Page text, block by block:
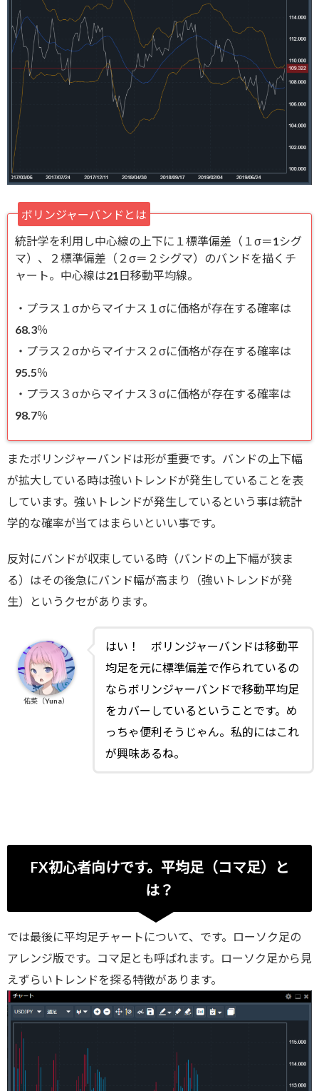
ボリンジャーバンドとは
統計学を利用し中心線の上下に１標準偏差（１σ＝1シグ
マ）、２標準偏差（２σ＝２シグマ）のバンドを描くチ
ャート。中心線は21日移動平均線。
・プラス１σからマイナス１σに価格が存在する確率は
68.3％
・プラス２σからマイナス２σに価格が存在する確率は
95.5％
・プラス３σからマイナス３σに価格が存在する確率は
98.7％
またボリンジャーバンドは形が重要です。バンドの上下幅
が拡大している時は強いトレンドが発生していることを表
しています。強いトレンドが発生しているという事は統計
学的な確率が当てはまらいといい事です。
反対にバンドが収束している時（バンドの上下幅が狭ま
る）はその後急にバンド幅が高まり（強いトレンドが発
生）というクセがあります。
はい！ ボリンジャーバンドは移動平
均足を元に標準偏差で作られているの
ならボリンジャーバンドで移動平均足
をカバーしているということです。め
っちゃ便利そうじゃん。私的にはこれ
が興味あるね。
佑菜（Yuna）
FX初心者向けです。平均足（コマ足）と
は？
では最後に平均足チャートについて、です。ローソク足の
アレンジ版です。コマ足とも呼ばれます。ローソク足から見
えずらいトレンドを探る特徴があります。